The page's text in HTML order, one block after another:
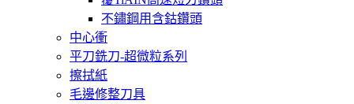
不鏽鋼用含鈷鑽頭
中心衝
平刀銑刀-超微粒系列
擦拭紙
毛邊修整刀具